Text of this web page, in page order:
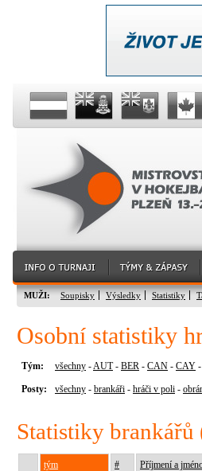
MUŽI: Soupisky Výsledky Statistiky
Osobní statistiky
Tým: všechny -AUT- BER - CAN - CAY -
Posty: všechny - brankáři - hráči v poli -
Statistiky brankářů
tým # Příjmení a